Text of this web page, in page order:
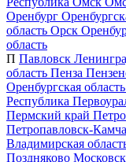
Оренбург
область Орск
область
П Павловск
область Пенза
Оренбургская область
Республика
Пермский край
Петропавловск-
Владимирская
Поздняково